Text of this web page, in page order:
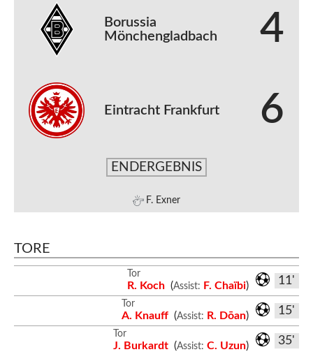
Borussia
Mönchengladbach
4
Eintracht Frankfurt 6
ENDERGEBNIS
F. Exner
TORE
11'
Tor
R. Koch (Assist: F. Chaïbi)
15'
Tor
A. Knauff (Assist: R. Dōan)
35'
Tor
J. Burkardt (Assist: C. Uzun)